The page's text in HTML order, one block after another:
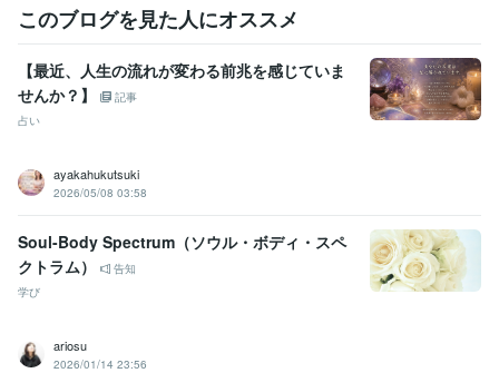
保育士 取得年 : 2015年
カラーセラピスト 取得年 : 2014年
得意分野
占い タロット、オラクル、ルノルマンカード
人生総合
悩み相談・カウンセリング
自己肯定感
マインド
このブログを見た人にオススメ
【最近、人生の流れが変わる前兆を感じていま
せんか？】
記事
占い
ayakahukutsuki
2026/05/08 03:58
Soul-Body Spectrum（ソウル・ボディ・スペ
クトラム）
告知
学び
ariosu
2026/01/14 23:56